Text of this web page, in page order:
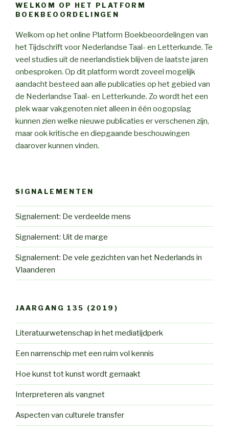
WELKOM OP HET PLATFORM
BOEKBEOORDELINGEN
Welkom op het online Platform Boekbeoordelingen van
het Tijdschrift voor Nederlandse Taal- en Letterkunde. Te
veel studies uit de neerlandistiek blijven de laatste jaren
onbesproken. Op dit platform wordt zoveel mogelijk
aandacht besteed aan alle publicaties op het gebied van
de Nederlandse Taal- en Letterkunde. Zo wordt het een
plek waar vakgenoten niet alleen in één oogopslag
kunnen zien welke nieuwe publicaties er verschenen zijn,
maar ook kritische en diepgaande beschouwingen
daarover kunnen vinden.
SIGNALEMENTEN
Signalement: De verdeelde mens
Signalement: Uit de marge
Signalement: De vele gezichten van het Nederlands in
Vlaanderen
JAARGANG 135 (2019)
Literatuurwetenschap in het mediatijdperk
Een narrenschip met een ruim vol kennis
Hoe kunst tot kunst wordt gemaakt
Interpreteren als vangnet
Aspecten van culturele transfer